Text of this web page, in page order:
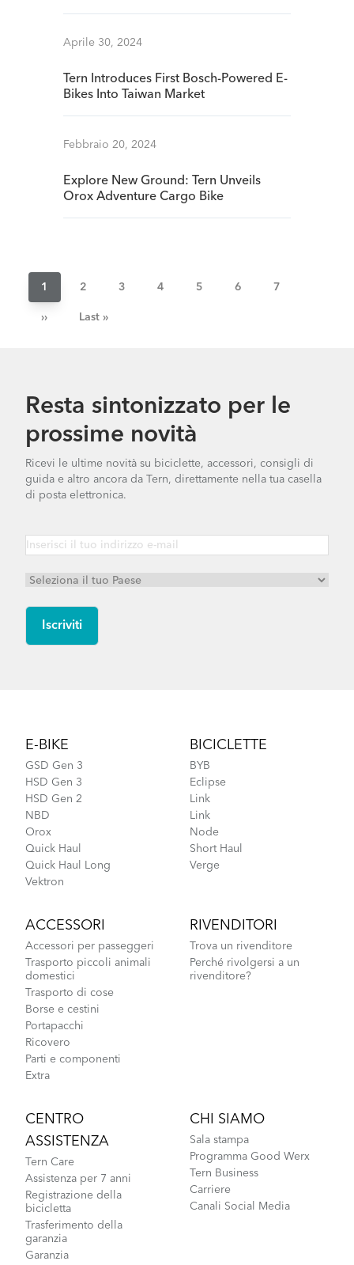
Aprile 30, 2024
Tern Introduces First Bosch-Powered E-
Bikes Into Taiwan Market
Febbraio 20, 2024
Explore New Ground: Tern Unveils
Orox Adventure Cargo Bike
Pagina
attuale
1 Pagina
2 Pagina
3 Pagina
4 Pagina
5 Pagina
6 Pagina
7
Pagina
››
Ultima
Last »
Resta sintonizzato per le
prossime novità
Ricevi le ultime novità su biciclette, accessori, consigli di
guida e altro ancora da Tern, direttamente nella tua casella
di posta elettronica.
E-BIKE
GSD Gen 3
HSD Gen 3
HSD Gen 2
NBD
Orox
Quick Haul
Quick Haul Long
Vektron
BICICLETTE
BYB
Eclipse
Link
Link
Node
Short Haul
Verge
ACCESSORI
Accessori per passeggeri
Trasporto piccoli animali
domestici
Trasporto di cose
Borse e cestini
Portapacchi
Ricovero
Parti e componenti
Extra
RIVENDITORI
Trova un rivenditore
Perché rivolgersi a un
rivenditore?
CENTRO
ASSISTENZA
Tern Care
Assistenza per 7 anni
Registrazione della
bicicletta
Trasferimento della
garanzia
Garanzia
CHI SIAMO
Sala stampa
Programma Good Werx
Tern Business
Carriere
Canali Social Media